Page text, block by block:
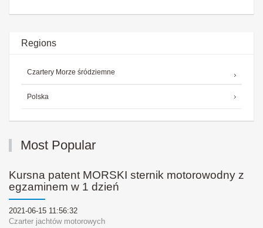
Regions
Czartery Morze śródziemne
Polska
Most Popular
Kursna patent MORSKI sternik motorowodny z
egzaminem w 1 dzień
2021-06-15 11:56:32
Czarter jachtów motorowych